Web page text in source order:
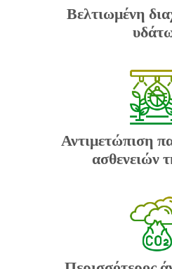
Βελτιωμένη
Αντιμετώπιση
ασθενειών